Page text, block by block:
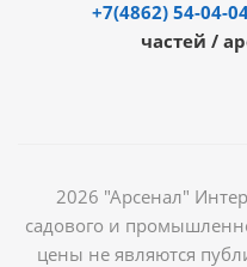
+7(4862) 54-04-
частей /
2026 "Арсенал"
садового и
цены не являются